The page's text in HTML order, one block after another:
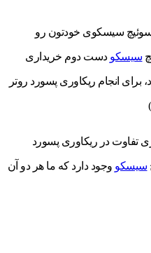
سوئیچ سیسکوی خودتون رو
سیسکو دست دوم خریداری
برای انجام ریکاوری پسورد روتر
تفاوت در ریکاوری پسورد
سیسکو وجود دارد که ما هر دو آن